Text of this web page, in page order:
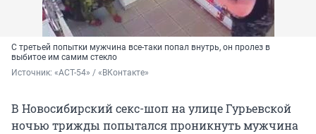
С третьей попытки мужчина все-таки попал внутрь, он пролез в
выбитое им самим стекло
Источник: «АСТ-54» / «ВКонтакте»
В Новосибирский секс-шоп на улице Гурьевской
ночью трижды попытался проникнуть мужчина